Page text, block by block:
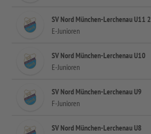
SV Nord München-Lerchenau U11 2
E-Junioren
SV Nord München-Lerchenau U10
E-Junioren
SV Nord München-Lerchenau U9
F-Junioren
SV Nord München-Lerchenau U8